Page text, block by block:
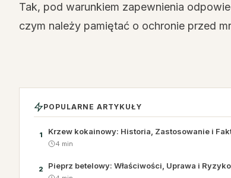
Tak, pod warunkiem zapewnienia
czym należy pamiętać o ochronie przed
POPULARNE ARTYKUŁY
1 Krzew kokainowy: Historia, Zastosowanie i
4 min
2 Pieprz betelowy: Właściwości, Uprawa i